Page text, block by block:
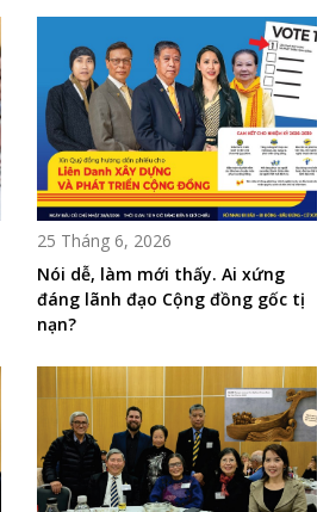
25 Tháng 6, 2026
Nói dễ, làm mới thấy. Ai xứng
đáng lãnh đạo Cộng đồng gốc tị
nạn?